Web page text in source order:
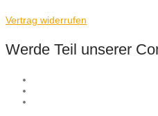
Vertrag widerrufen
Werde Teil unserer